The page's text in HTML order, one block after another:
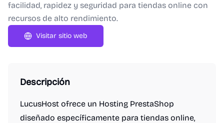
facilidad, rapidez y seguridad para tiendas online con
recursos de alto rendimiento.
Visitar sitio web
Descripción
LucusHost ofrece un Hosting PrestaShop
diseñado específicamente para tiendas online,